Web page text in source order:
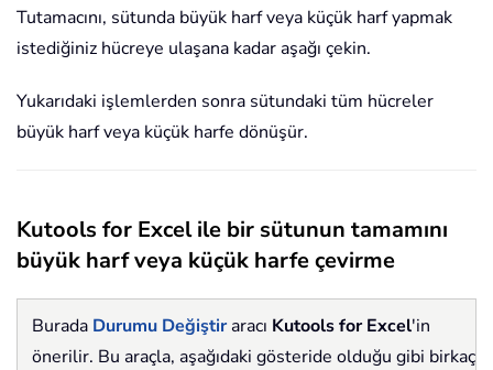
Tutamacını, sütunda büyük harf veya küçük harf yapmak
istediğiniz hücreye ulaşana kadar aşağı çekin.
Yukarıdaki işlemlerden sonra sütundaki tüm hücreler
büyük harf veya küçük harfe dönüşür.
Kutools for Excel ile bir sütunun tamamını
büyük harf veya küçük harfe çevirme
Burada Durumu Değiştiraracı Kutools for Excel'in
önerilir. Bu araçla, aşağıdaki gösteride olduğu gibi birkaç